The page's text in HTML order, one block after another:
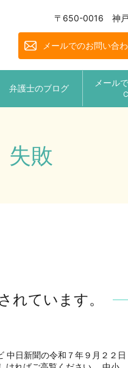
〒650-0016 神戸
メールでのお問い合
弁護士のブログ
メール
敗
れています。
日新聞の令和７年９月２２日